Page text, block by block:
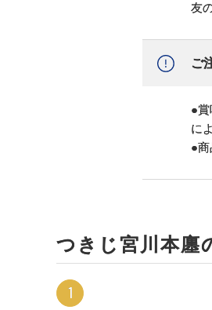
友
ご
●
に
●
つきじ宮川本廛
1